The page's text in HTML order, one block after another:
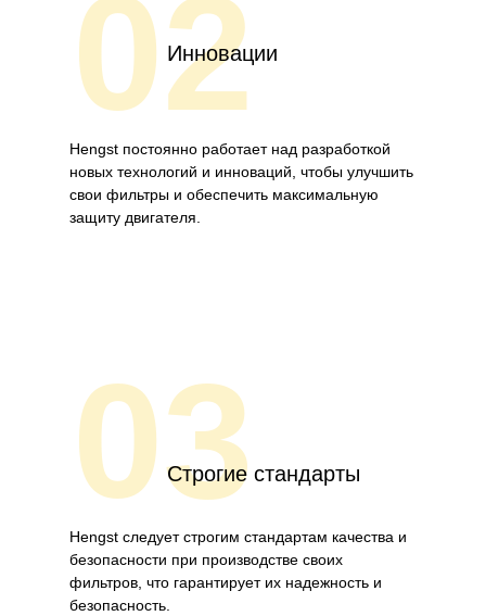
02
Инновации
Hengst постоянно работает над разработкой
новых технологий и инноваций, чтобы улучшить
свои фильтры и обеспечить максимальную
защиту двигателя.
03Строгие стандарты
Hengst следует строгим стандартам качества и
безопасности при производстве своих
фильтров, что гарантирует их надежность и
безопасность.